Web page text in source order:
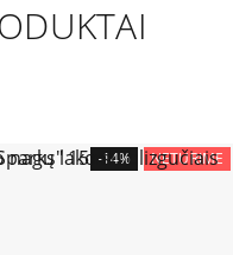
-14% NETURIME